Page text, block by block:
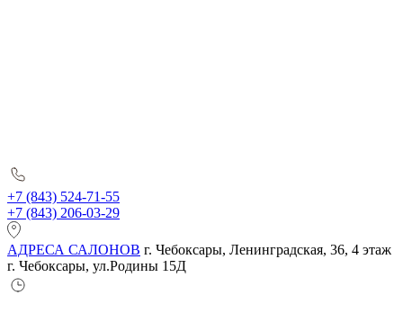
+7 (843) 524-71-55
+7 (843) 206-03-29
АДРЕСА САЛОНОВ г. Чебоксары, Ленинградская, 36, 4 этаж
г. Чебоксары, ул.Родины 15Д